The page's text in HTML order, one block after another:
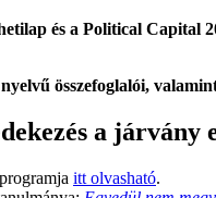
és a Political Capital
összefoglalói,
a járvány
itt olvasható.